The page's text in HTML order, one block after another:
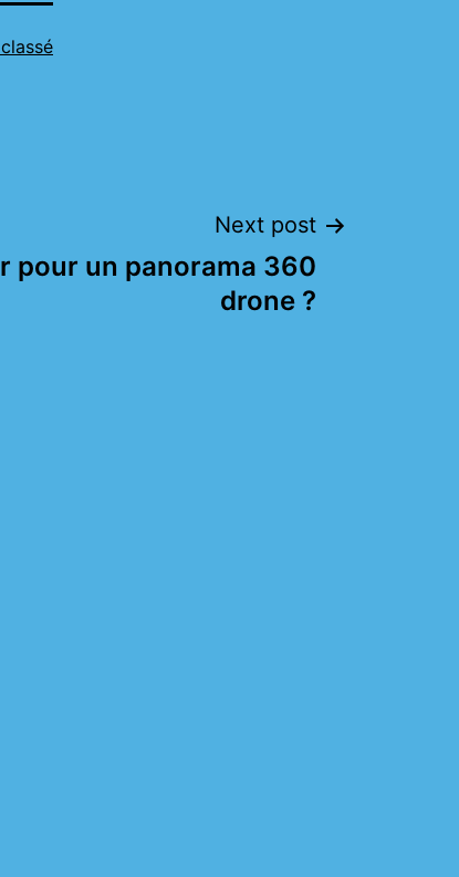
Next post
pour un panorama 360
drone ?